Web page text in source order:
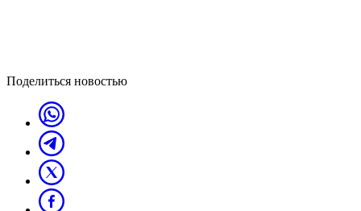
Поделиться новостью